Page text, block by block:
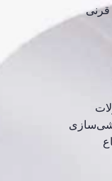
قرنی